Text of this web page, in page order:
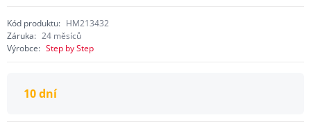
Kód produktu: HM213432
Záruka: 24 měsíců
Výrobce: Step by Step
10 dní